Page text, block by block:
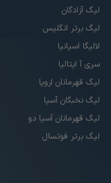
لیگ آزادگان
لیگ برتر انگلیس
لالیگا اسپانیا
سری آ ایتالیا
لیگ قهرمانان اروپا
لیگ نخبگان آسیا
لیگ قهرمانان آسیا دو
لیگ برتر فوتسال